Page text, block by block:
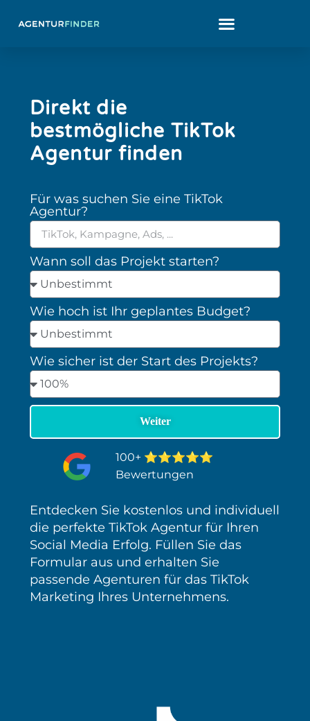
Direkt die
bestmögliche TikTok
Agentur finden
Für was suchen Sie eine TikTok
Agentur?
Wann soll das Projekt starten?
Wie hoch ist Ihr geplantes Budget?
Wie sicher ist der Start des Projekts?
100+ ⭐⭐⭐⭐⭐
Bewertungen
Entdecken Sie kostenlos und individuell
die perfekte TikTok Agentur für Ihren
Social Media Erfolg. Füllen Sie das
Formular aus und erhalten Sie
passende Agenturen für das TikTok
Marketing Ihres Unternehmens.